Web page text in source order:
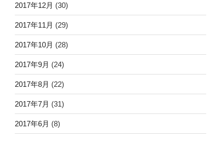
2017年12月 (30)
2017年11月 (29)
2017年10月 (28)
2017年9月 (24)
2017年8月 (22)
2017年7月 (31)
2017年6月 (8)